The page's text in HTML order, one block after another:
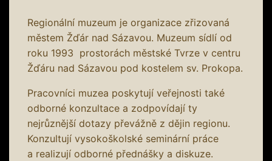
Regionální muzeum je organizace zřizovaná
městem Žďár nad Sázavou. Muzeum sídlí od
roku 1993 prostorách městské Tvrze v centru
Žďáru nad Sázavou pod kostelem sv. Prokopa.
Pracovníci muzea poskytují veřejnosti také
odborné konzultace a zodpovídají ty
nejrůznější dotazy převážně z dějin regionu.
Konzultují vysokoškolské seminární práce
a realizují odborné přednášky a diskuze.